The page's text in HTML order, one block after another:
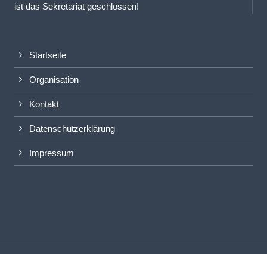
ist das Sekretariat geschlossen!
Startseite
Organisation
Kontakt
Datenschutzerklärung
Impressum